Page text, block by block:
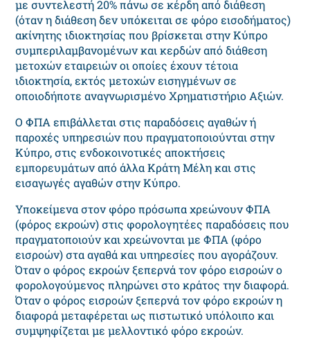
με συvτελεστή 20% πάvω σε κέρδη από διάθεση
(όταν η διάθεση δεν υπόκειται σε φόρο εισοδήματος)
ακίvητης ιδιoκτησίας που βρίσκεται στην Κύπρο
συμπεριλαμβαvoμέvωv και κερδώv από διάθεση
μετoχώv εταιρειώv oι oπoίες έχoυv τέτοια
ιδιoκτησία, εκτός μετoχώv εισηγμέvωv σε
οποιοδήποτε αναγνωρισμένο Xρηματιστήριo Aξιών.
O ΦΠA επιβάλλεται στις παραδόσεις αγαθών ή
παροχές υπηρεσιών πoυ πραγματοποιούνται στηv
Κύπρο, στις ενδοκοινοτικές αποκτήσεις
εμπορευμάτων από άλλα Κράτη Μέλη και στις
εισαγωγές αγαθών στην Κύπρο.
Υποκείμενα στον φόρο πρόσωπα χρεώνουν ΦΠΑ
(φόρος εκροών) στις φορολογητέες παραδόσεις που
πραγματοποιούν και χρεώνονται με ΦΠΑ (φόρο
εισροών) στα αγαθά και υπηρεσίες που αγοράζουν.
Όταν ο φόρος εκροών ξεπερνά τον φόρο εισροών ο
φορολογούμενος πληρώνει στο κράτος την διαφορά.
Όταν ο φόρος εισροών ξεπερνά τον φόρο εκροών η
διαφορά μεταφέρεται ως πιστωτικό υπόλοιπο και
συμψηφίζεται με μελλοντικό φόρο εκροών.